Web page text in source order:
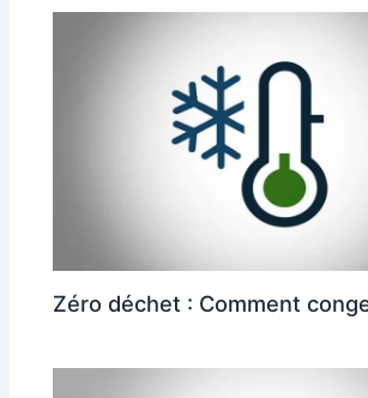
Zéro déchet : Comment